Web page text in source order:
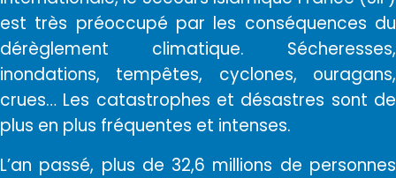
est très préoccupé par les conséquences du
dérèglement climatique. Sécheresses,
inondations, tempêtes, cyclones, ouragans,
crues… Les catastrophes et désastres sont de
plus en plus fréquentes et intenses.
L’an passé, plus de 32,6 millions de personnes